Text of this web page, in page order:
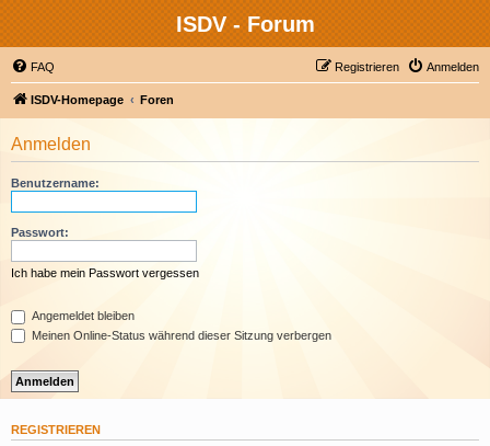
ISDV - Forum
FAQ Anmelden
Registrieren
ISDV-Homepage Foren
Anmelden
Benutzername:
Passwort:
Ich habe mein Passwort vergessen
Angemeldet bleiben
Meinen Online-Status während dieser Sitzung verbergen
REGISTRIEREN